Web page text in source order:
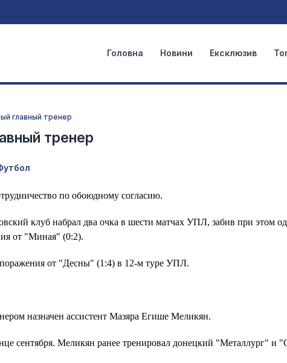
Головна Новини Ексклюзив
главный тренер
тренер
по обоюдному согласию.
клуб набрал два очка в шести матчах УПЛ, забив при этом
от "Миная" (0:2).
от "Десны" (1:4) в 12-м туре УПЛ.
назначен ассистент Мазяра Егише Меликян.
сентября. Меликян ранее тренировал донецкий "Металлург" и